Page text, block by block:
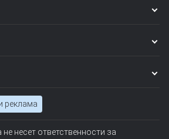
реклама
несет ответственности за